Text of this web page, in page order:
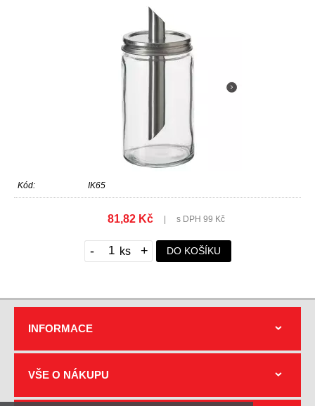
Kód: IK65
81,82 Kč s DPH 99 Kč
- + DO KOŠÍKU
INFORMACE
VŠE O NÁKUPU